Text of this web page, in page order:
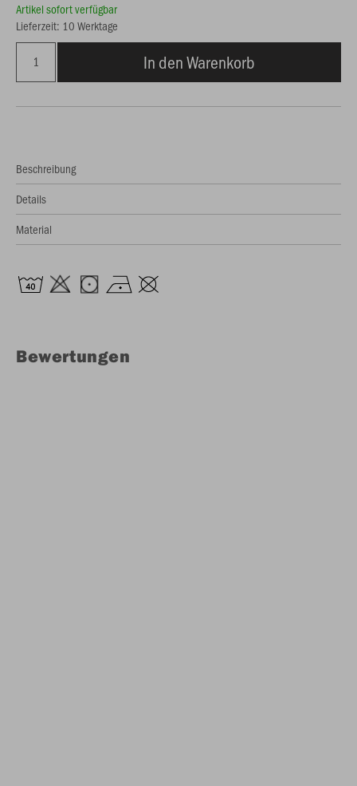
Artikel sofort verfügbar
Lieferzeit: 10 Werktage
In den Warenkorb
Beschreibung
Details
Material
Bewertungen